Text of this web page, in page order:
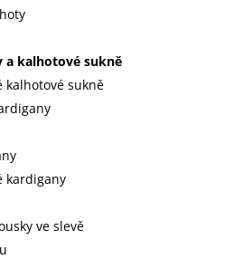
a kalhotové sukně
kalhotové sukně
kardigany
ve slevě